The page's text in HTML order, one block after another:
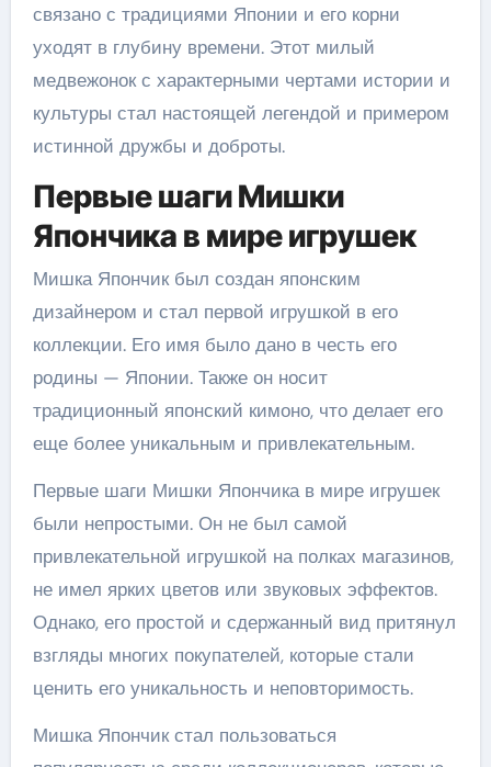
связано с традициями Японии и его корни
уходят в глубину времени. Этот милый
медвежонок с характерными чертами истории и
культуры стал настоящей легендой и примером
истинной дружбы и доброты.
Первые шаги Мишки
Япончика в мире игрушек
Мишка Япончик был создан японским
дизайнером и стал первой игрушкой в его
коллекции. Его имя было дано в честь его
родины — Японии. Также он носит
традиционный японский кимоно, что делает его
еще более уникальным и привлекательным.
Первые шаги Мишки Япончика в мире игрушек
были непростыми. Он не был самой
привлекательной игрушкой на полках магазинов,
не имел ярких цветов или звуковых эффектов.
Однако, его простой и сдержанный вид притянул
взгляды многих покупателей, которые стали
ценить его уникальность и неповторимость.
Мишка Япончик стал пользоваться